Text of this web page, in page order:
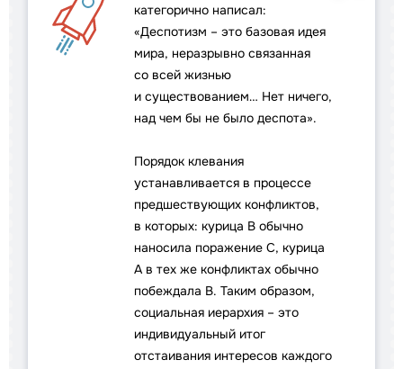
категорично написал:
«Деспотизм – это базовая идея
мира, неразрывно связанная
со всей жизнью
и существованием… Нет ничего,
над чем бы не было деспота».
Порядок клевания
устанавливается в процессе
предшествующих конфликтов,
в которых: курица B обычно
наносила поражение C, курица
А в тех же конфликтах обычно
побеждала B. Таким образом,
социальная иерархия – это
индивидуальный итог
отстаивания интересов каждого